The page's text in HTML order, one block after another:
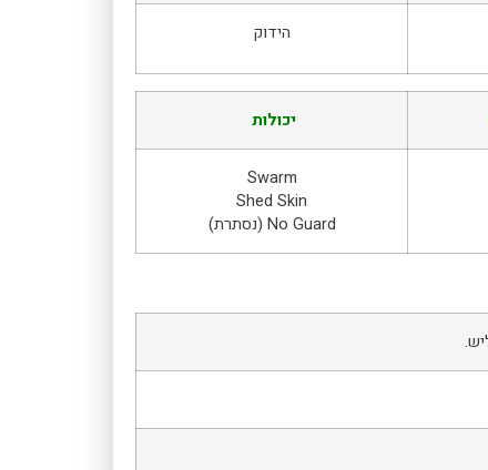
הידוק
יכולות
Swarm
Shed Skin
No Guard (נסתרת)